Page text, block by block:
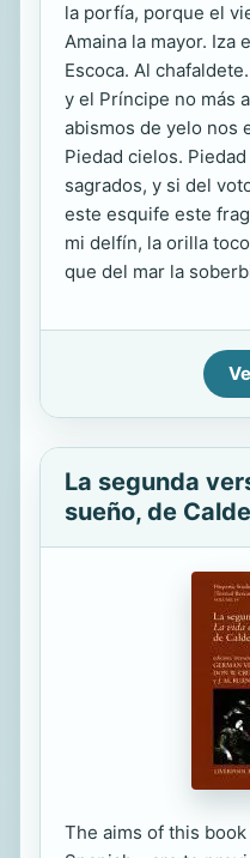
la porfía, porque el
Amaina la mayor. Iza
Escoca. Al
y el Príncipe no más
abismos de yelo nos
Piedad cielos.
sagrados, y si del
este esquife este
mi delfín, la orilla
que del mar la
La segunda
sueño, de
The aims of this